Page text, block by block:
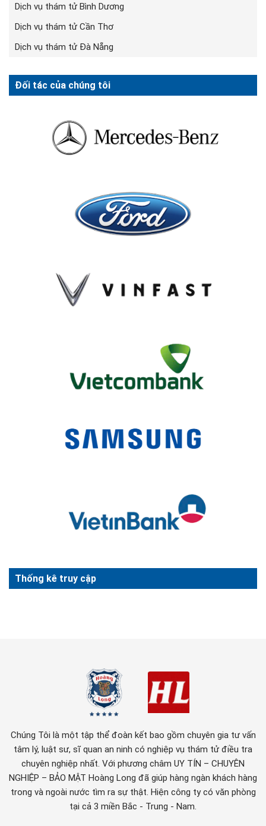
Dịch vụ thám tử Bình Dương
Dịch vụ thám tử Cần Thơ
Dịch vụ thám tử Đà Nẵng
Đối tác của chúng tôi
Thống kê truy cập
Chúng Tôi là một tập thể đoàn kết bao gồm chuyên gia tư vấn
tâm lý, luật sư, sĩ quan an ninh có nghiệp vụ thám tử điều tra
chuyên nghiệp nhất. Với phương châm UY TÍN – CHUYÊN
NGHIỆP – BẢO MẬT Hoàng Long đã giúp hàng ngàn khách hàng
trong và ngoài nước tìm ra sự thật. Hiện công ty có văn phòng
tại cả 3 miền Bắc - Trung - Nam.